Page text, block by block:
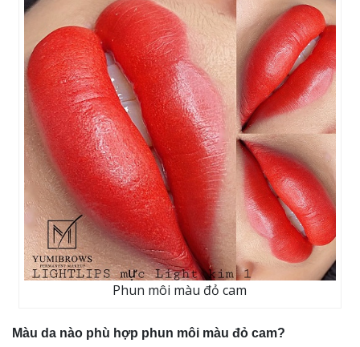
Phun môi màu đỏ cam
Màu da nào phù hợp phun môi màu đỏ cam?